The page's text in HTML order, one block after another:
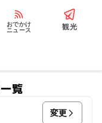
おでかけ
ニュース
観光
覧
変更